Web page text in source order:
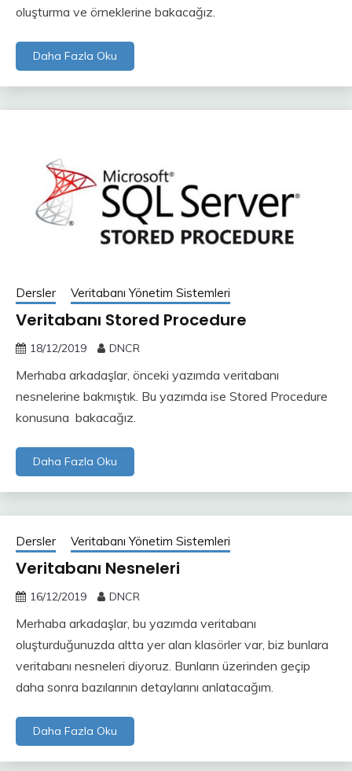
oluşturma ve örneklerine bakacağız.
Daha Fazla Oku
Dersler Veritabanı Yönetim Sistemleri
Veritabanı Stored Procedure
18/12/2019 DNCR
Merhaba arkadaşlar, önceki yazımda veritabanı
nesnelerine bakmıştık. Bu yazımda ise Stored Procedure
konusuna bakacağız.
Daha Fazla Oku
Dersler Veritabanı Yönetim Sistemleri
Veritabanı Nesneleri
16/12/2019 DNCR
Merhaba arkadaşlar, bu yazımda veritabanı
oluşturduğunuzda altta yer alan klasörler var, biz bunlara
veritabanı nesneleri diyoruz. Bunların üzerinden geçip
daha sonra bazılarının detaylarını anlatacağım.
Daha Fazla Oku